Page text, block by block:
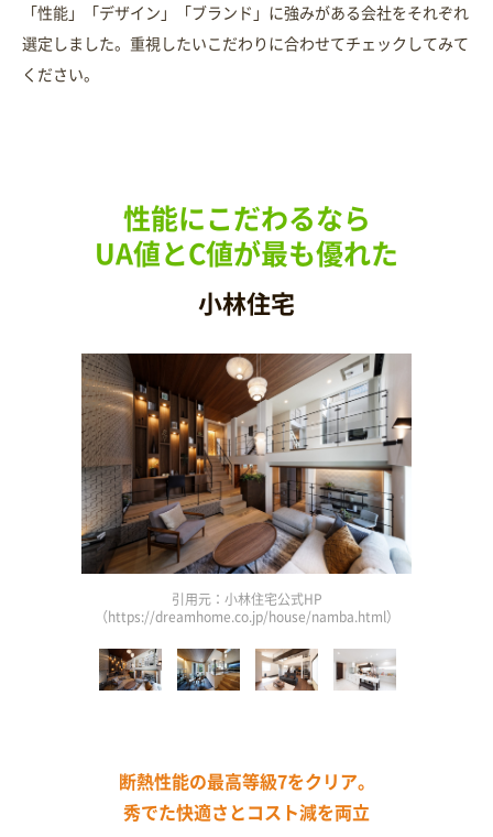
「性能」「デザイン」「ブランド」に強みがある会社をそれぞれ
選定しました。重視したいこだわりに合わせてチェックしてみて
ください。
性能にこだわるなら
UA値とC値が最も優れた
小林住宅
引用元：小林住宅公式HP
（https://dreamhome.co.jp/house/namba.html）
断熱性能の最高等級7をクリア。
秀でた快適さとコスト減を両立